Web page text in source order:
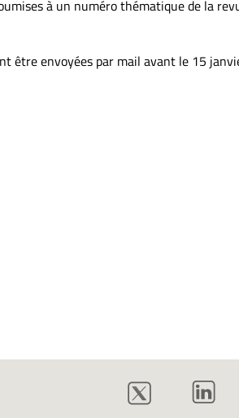
à un numéro thématique de la
être envoyées par mail avant le 15